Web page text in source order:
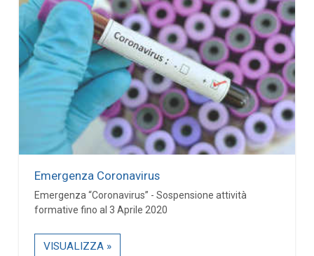
Emergenza Coronavirus
Emergenza “Coronavirus” - Sospensione attività
formative fino al 3 Aprile 2020
VISUALIZZA »